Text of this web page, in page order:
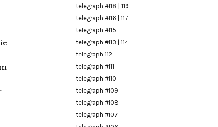
telegraph #118 | 119
telegraph #116 | 117
telegraph #115
telegraph #113 | 114
telegraph 112
telegraph #111
telegraph #110
telegraph #109
telegraph #108
telegraph #107